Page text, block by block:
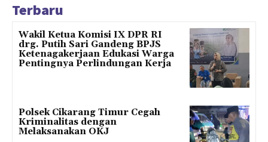
Terbaru
Wakil Ketua Komisi IX DPR RI
drg. Putih Sari Gandeng BPJS
Ketenagakerjaan Edukasi Warga
Pentingnya Perlindungan Kerja
Polsek Cikarang Timur Cegah
Kriminalitas dengan
Melaksanakan OKJ